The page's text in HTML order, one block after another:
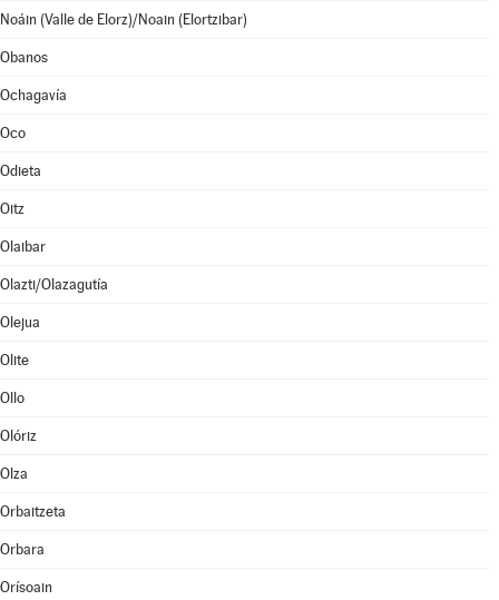
Noáin (Valle de Elorz)/Noain (Elortzibar)
Obanos
Ochagavía
Oco
Odieta
Oitz
Olaibar
Olazti/Olazagutía
Olejua
Olite
Ollo
Olóriz
Olza
Orbaitzeta
Orbara
Orísoain